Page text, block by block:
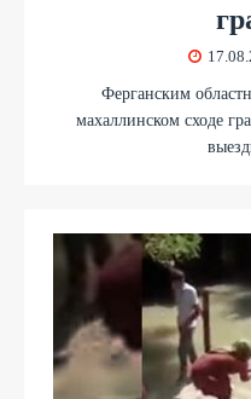
Ферганским
махаллинском сходе